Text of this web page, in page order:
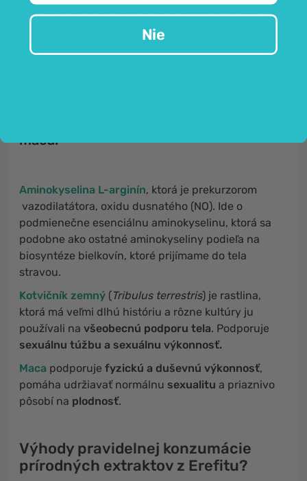
najprv len zažmúria oči, až kým sa problémy nie sú
natoľko vážne, že úplne zhoršia kvalitu ich života.
Toto je často tabuizovaná téma
málokedy a neradi otvorene hovoria.
macu.
Aminokyselina L-arginín, ktorá je prekurzorom
vazodilatátora, oxidu dusnatého (NO). Ide o
podmienečne esenciálnu aminokyselinu, ktorá sa
podobne ako ostatné aminokyseliny podieľa na
biosyntéze bielkovín, ktoré prijímame do tela
stravou.
Kotvičník zemný (Tribulus terrestris) je rastlina,
ktorá má veľmi dlhú históriu a rôzne kultúry ju
používali na všeobecnú podporu tela. Podporuje
sexuálnu túžbu a sexuálnu výkonnosť.
Maca podporuje fyzickú a duševnú výkonnosť,
pomáha udržiavať normálnu sexualitu a priaznivo
pôsobí na plodnosť.
Výhody pravidelnej konzumácie
prírodných extraktov z Erefitu?
Nie